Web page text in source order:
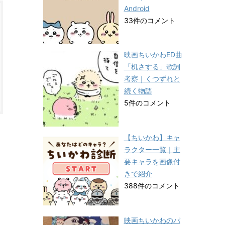
Android
33件のコメント
映画ちいかわED曲
「机さする」歌詞
考察｜くつずれと
続く物語
5件のコメント
【ちいかわ】キャ
ラクター一覧｜主
要キャラを画像付
きで紹介
388件のコメント
映画ちいかわのパ